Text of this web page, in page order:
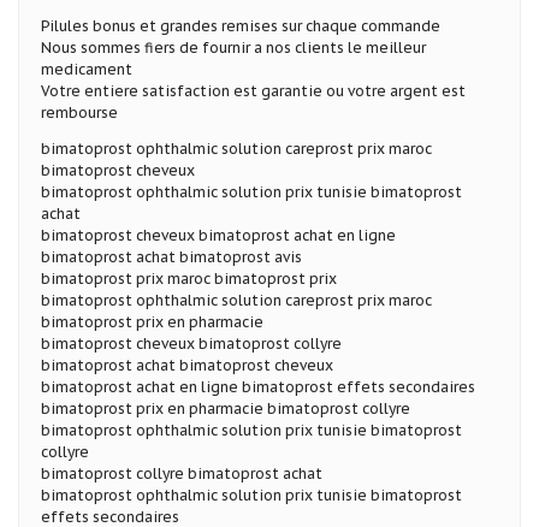
Pilules bonus et grandes remises sur chaque commande
Nous sommes fiers de fournir a nos clients le meilleur
medicament
Votre entiere satisfaction est garantie ou votre argent est
rembourse
bimatoprost ophthalmic solution careprost prix maroc
bimatoprost cheveux
bimatoprost ophthalmic solution prix tunisie bimatoprost
achat
bimatoprost cheveux bimatoprost achat en ligne
bimatoprost achat bimatoprost avis
bimatoprost prix maroc bimatoprost prix
bimatoprost ophthalmic solution careprost prix maroc
bimatoprost prix en pharmacie
bimatoprost cheveux bimatoprost collyre
bimatoprost achat bimatoprost cheveux
bimatoprost achat en ligne bimatoprost effets secondaires
bimatoprost prix en pharmacie bimatoprost collyre
bimatoprost ophthalmic solution prix tunisie bimatoprost
collyre
bimatoprost collyre bimatoprost achat
bimatoprost ophthalmic solution prix tunisie bimatoprost
effets secondaires